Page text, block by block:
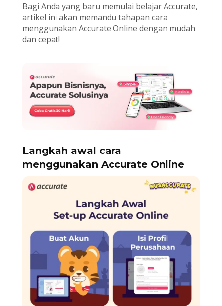
Bagi Anda yang baru memulai belajar Accurate,
artikel ini akan memandu tahapan cara
menggunakan Accurate Online dengan mudah
dan cepat!
Langkah awal cara
menggunakan Accurate Online